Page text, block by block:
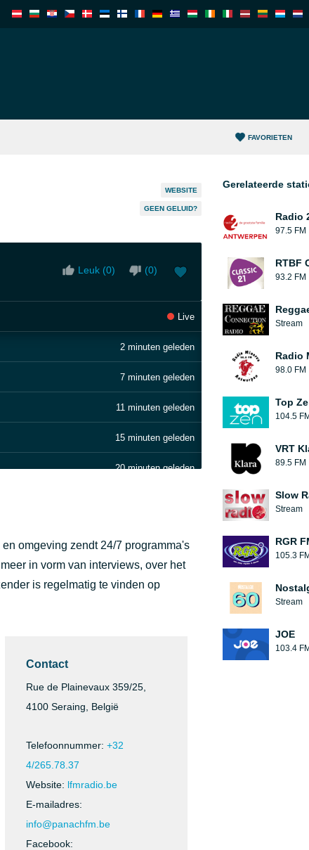
FAVORIETEN
WEBSITE
GEEN GELUID?
Leuk (0) (0)
Live
2 minuten geleden
7 minuten geleden
11 minuten geleden
15 minuten geleden
20 minuten geleden
33 minuten geleden
38 minuten geleden
omgeving zendt 24/7 programma's
in vorm van interviews, over het
is regelmatig te vinden op
Contact
Rue de Plainevaux 359/25,
4100 Seraing, België
Telefoonnummer: +32
4/265.78.37
Website: lfmradio.be
E-mailadres:
info@panachfm.be
Facebook:
Gerelateerde
Radio
97.5 FM
RTBF
93.2 FM
Stream
Radio
98.0 FM
Top
104.5
VRT
89.5 FM
Slow
Stream
RGR
105.3
Stream
JOE
103.4